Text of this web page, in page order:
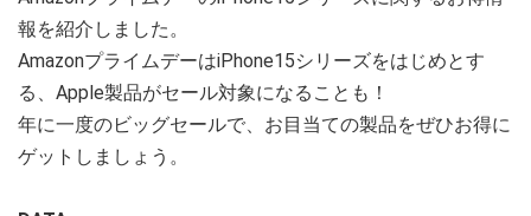
報を紹介しました。
AmazonプライムデーはiPhone15シリーズをはじめとす
る、Apple製品がセール対象になることも！
年に一度のビッグセールで、お目当ての製品をぜひお得に
ゲットしましょう。